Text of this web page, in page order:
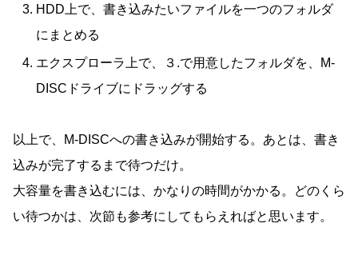
HDD上で、書き込みたいファイルを一つのフォルダ
にまとめる
エクスプローラ上で、３.で用意したフォルダを、M-
DISCドライブにドラッグする
以上で、M-DISCへの書き込みが開始する。あとは、書き
込みが完了するまで待つだけ。
大容量を書き込むには、かなりの時間がかかる。どのくら
い待つかは、次節も参考にしてもらえればと思います。